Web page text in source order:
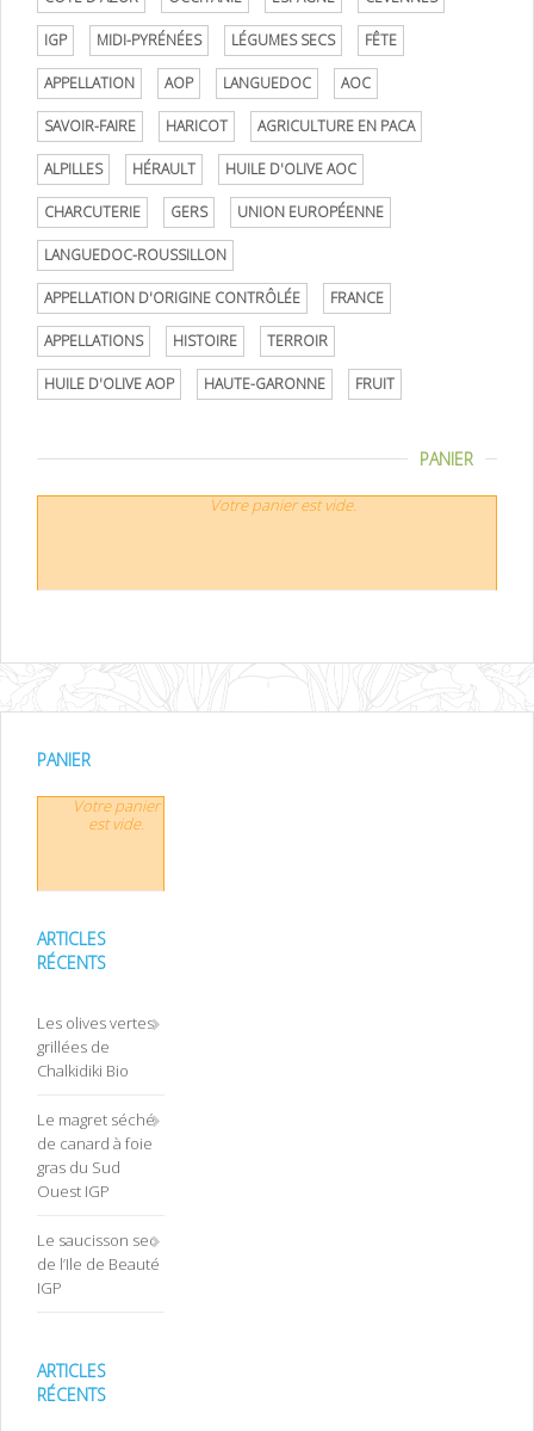
IGP MIDI-PYRÉNÉES LÉGUMES SECS FÊTE
APPELLATION AOP LANGUEDOC AOC
SAVOIR-FAIRE HARICOT AGRICULTURE EN PACA
ALPILLES HÉRAULT HUILE D'OLIVE AOC
CHARCUTERIE GERS UNION EUROPÉENNE
LANGUEDOC-ROUSSILLON
APPELLATION D'ORIGINE CONTRÔLÉE FRANCE
APPELLATIONS HISTOIRE TERROIR
HUILE D'OLIVE AOP HAUTE-GARONNE FRUIT
PANIER
Votre panier est vide.
PANIER
Votre panier
est vide.
ARTICLES
RÉCENTS
Les olives vertes
grillées de
Chalkidiki Bio
Le magret séché
de canard à foie
gras du Sud
Ouest IGP
Le saucisson sec
de l’Ile de Beauté
IGP
ARTICLES
RÉCENTS